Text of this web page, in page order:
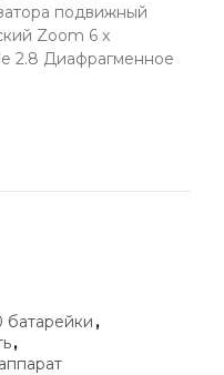
подвижный
Zoom 6 x
2.8 Диафрагменное
батарейки ,
,